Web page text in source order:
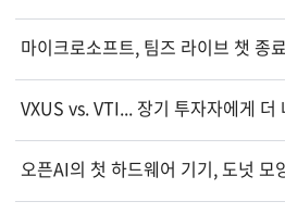
마이크로소프트, 팀즈 라이브 챗 종
VXUS vs. VTI... 장기 투자자에게 더
오픈AI의 첫 하드웨어 기기, 도넛